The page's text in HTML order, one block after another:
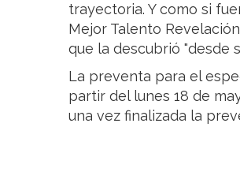
trayectoria. Y como si
Mejor Talento
que la descubrió "desde
La preventa para el
partir del lunes 18 de
una vez finalizada la